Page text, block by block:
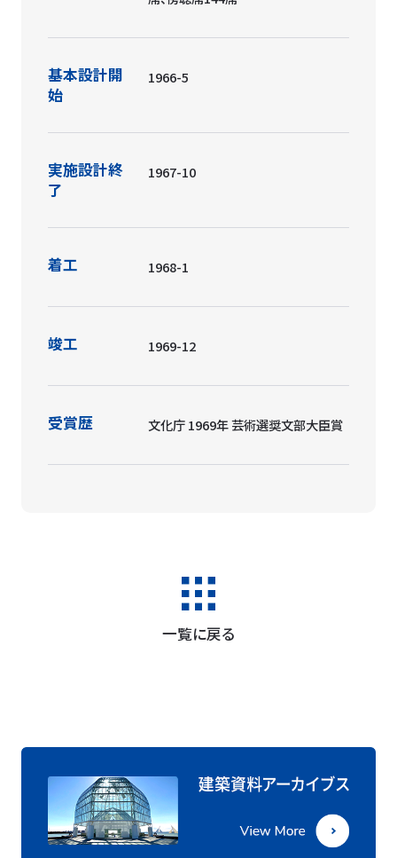
基本設計開
始
1966-5
実施設計終
了
1967-10
着工 1968-1
竣工 1969-12
受賞歴 文化庁 1969年 芸術選奨文部大臣賞
一覧に戻る